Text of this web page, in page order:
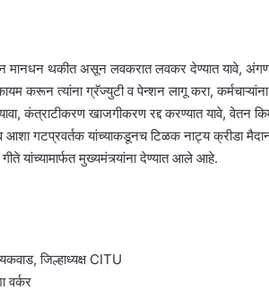
मानधन थकीत असून लवकरात लवकर देण्यात यावे,
करून त्यांना ग्रॅज्युटी व पेन्शन लागू करा,
कंत्राटीकरण खाजगीकरण रद्द करण्यात यावे, वेतन
व आशा गटप्रवर्तक यांच्याकडूनच टिळक नाट्य क्रीडा
यांच्यामार्फत मुख्यमंत्र्यांना देण्यात आले आहे.
जिल्हाध्यक्ष CITU
वर्कर